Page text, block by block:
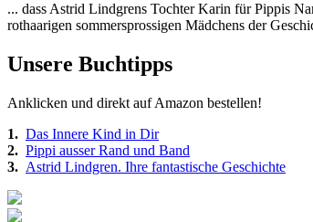
... dass Astrid Lindgrens Tochter Karin für Pippis
rothaarigen sommersprossigen Mädchens der
Unsere Buchtipps
Anklicken und direkt auf Amazon bestellen!
1. Das Innere Kind in Dir
2. Pippi ausser Rand und Band
3. Astrid Lindgren. Ihre fantastische Geschichte